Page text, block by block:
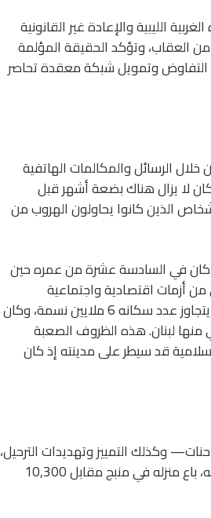
الليبية والإعادة غير القانونية
من العقاب، وتؤكد الحقيقة المؤلمة
التفاوض وتمويل شبكة معقدة تحاصر
رحلته من خلال الرسائل والمكالمات الهاتفية
لا يزال هناك بضعة أشهر قبل
ما فتح آفاقًا جديدة للأشخاص الذين كانوا يحاولون الهروب من
الحرب التي دمّرت البلاد. كان في السادسة عشرة من عمره حين
من أزمات اقتصادية واجتماعية
وسياسية خانقة. كان هناك حوالي 1.5 مليون لاجئ سوري في لبنان، في بلد لا يتجاوز عدد سكانه 6 ملايين نسمة، وكان
منها لبنان. هذه الظروف الصعبة
الإسلامية قد سيطر على مدينته إذ كان
وكذلك التمييز وتهديدات الترحيل،
قرر غيث المغامرة والذهاب إلى أوروبا. لتأمين ثمن الرحلة التي كان يرى بها حلمه، باع منزله في منبج مقابل 10,300